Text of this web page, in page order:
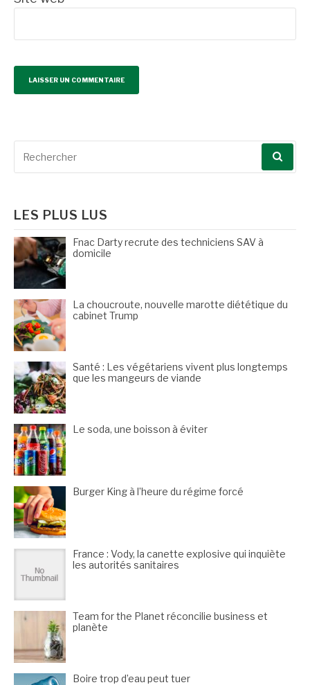
LES PLUS LUS
Fnac Darty recrute des techniciens SAV à
domicile
La choucroute, nouvelle marotte diététique du
cabinet Trump
Santé : Les végétariens vivent plus longtemps
que les mangeurs de viande
Le soda, une boisson à éviter
Burger King à l’heure du régime forcé
France : Vody, la canette explosive qui inquiète
les autorités sanitaires
Team for the Planet réconcilie business et
planète
Boire trop d’eau peut tuer